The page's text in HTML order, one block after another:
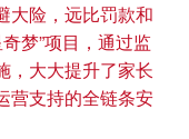
大险，远比罚款和
梦”项目，通过监
，大大提升了家长
营支持的全链条安